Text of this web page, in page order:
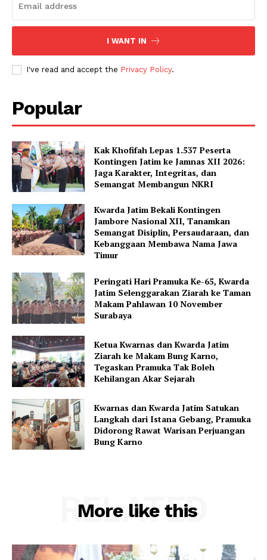
I WANT IN
I've read and accept the Privacy Policy.
Popular
Kak Khofifah Lepas 1.537 Peserta
Kontingen Jatim ke Jamnas XII 2026:
Jaga Karakter, Integritas, dan
Semangat Membangun NKRI
Kwarda Jatim Bekali Kontingen
Jambore Nasional XII, Tanamkan
Semangat Disiplin, Persaudaraan, dan
Kebanggaan Membawa Nama Jawa
Timur
Peringati Hari Pramuka Ke-65, Kwarda
Jatim Selenggarakan Ziarah ke Taman
Makam Pahlawan 10 November
Surabaya
Ketua Kwarnas dan Kwarda Jatim
Ziarah ke Makam Bung Karno,
Tegaskan Pramuka Tak Boleh
Kehilangan Akar Sejarah
Kwarnas dan Kwarda Jatim Satukan
Langkah dari Istana Gebang, Pramuka
Didorong Rawat Warisan Perjuangan
Bung Karno
More like this
RELATED